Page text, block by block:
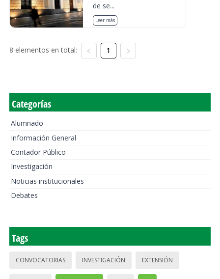
de se...
Leer más
8 elementos en total: 1
Categorías
Alumnado
Información General
Contador Público
Investigación
Noticias institucionales
Debates
Tags
CONVOCATORIAS INVESTIGACIÓN EXTENSIÓN